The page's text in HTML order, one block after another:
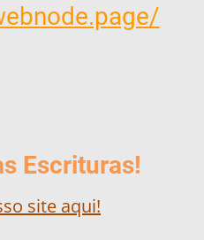
Escrituras!
site aqui!